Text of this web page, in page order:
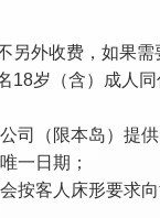
另外收费，如果
18岁（含）成人
司（限本岛）
一日期；
按客人床形要求